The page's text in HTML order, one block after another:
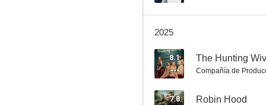
Friday Night Lights
2025
8.1 The Hunting
Compañía de
7.8 Robin Hood